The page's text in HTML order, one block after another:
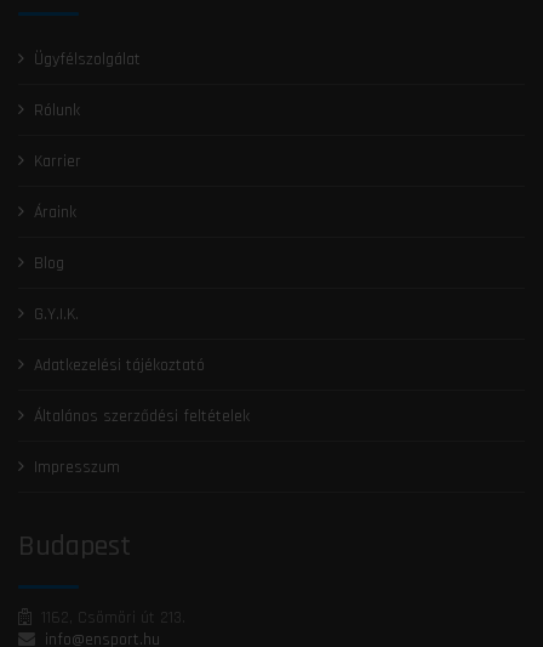
Ügyfélszolgálat
Rólunk
Karrier
Áraink
Blog
G.Y.I.K.
Adatkezelési tájékoztató
Általános szerződési feltételek
Impresszum
Budapest
1162, Csömöri út 213.
info@ensport.hu